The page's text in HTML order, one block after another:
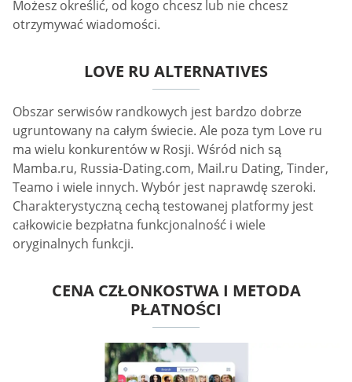
Możesz określić, od kogo chcesz lub nie chcesz
otrzymywać wiadomości.
LOVE RU ALTERNATIVES
Obszar serwisów randkowych jest bardzo dobrze
ugruntowany na całym świecie. Ale poza tym Love ru
ma wielu konkurentów w Rosji. Wśród nich są
Mamba.ru, Russia-Dating.com, Mail.ru Dating, Tinder,
Teamo i wiele innych. Wybór jest naprawdę szeroki.
Charakterystyczną cechą testowanej platformy jest
całkowicie bezpłatna funkcjonalność i wiele
oryginalnych funkcji.
CENA CZŁONKOSTWA I METODA
PŁATNOŚCI